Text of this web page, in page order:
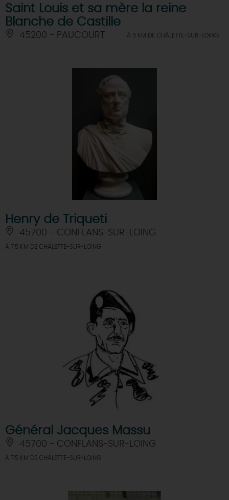
Saint Louis et sa mère la reine
Blanche de Castille
45200 - PAUCOURT À 5 KM DE CHÂLETTE-SUR-LOING
Henry de Triqueti
45700 - CONFLANS-SUR-LOING
À 7.5 KM DE CHÂLETTE-SUR-LOING
Général Jacques Massu
45700 - CONFLANS-SUR-LOING
À 7.5 KM DE CHÂLETTE-SUR-LOING